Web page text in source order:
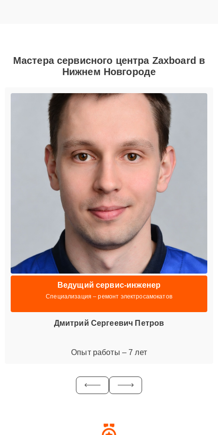
Мастера сервисного центра Zaxboard в
Нижнем Новгороде
Ведущий сервис-инженер
Специализация – ремонт электросамокатов
Дмитрий Сергеевич Петров
Опыт работы – 7 лет